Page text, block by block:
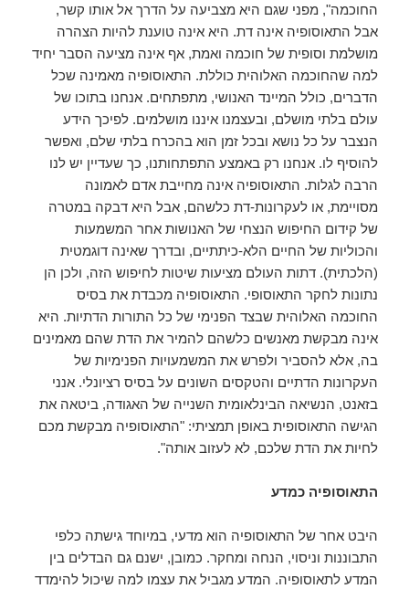
החוכמה", מפני שגם היא מצביעה על הדרך אל אותו קשר,
אבל התאוסופיה אינה דת. היא אינה טוענת להיות הצהרה
מושלמת וסופית של חוכמה ואמת, אף אינה מציעה הסבר יחיד
למה שהחוכמה האלוהית כוללת. התאוסופיה מאמינה שכל
הדברים, כולל המיינד האנושי, מתפתחים. אנחנו בתוכו של
עולם בלתי מושלם, ובעצמנו איננו מושלמים. לפיכך הידע
הנצבר על כל נושא ובכל זמן הוא בהכרח בלתי שלם, ואפשר
להוסיף לו. אנחנו רק באמצע התפתחותנו, כך שעדיין יש לנו
הרבה לגלות. התאוסופיה אינה מחייבת אדם לאמונה
מסויימת, או לעקרונות-דת כלשהם, אבל היא דבקה במטרה
של קידום החיפוש הנצחי של האנושות אחר המשמעות
והכוליות של החיים הלא-כיתתיים, ובדרך שאינה דוגמטית
(הלכתית). דתות העולם מציעות שיטות לחיפוש הזה, ולכן הן
נתונות לחקר התאוסופי. התאוסופיה מכבדת את בסיס
החוכמה האלוהית שבצד הפנימי של כל התורות הדתיות. היא
אינה מבקשת מאנשים כלשהם להמיר את הדת שהם מאמינים
בה, אלא להסביר ולפרש את המשמעויות הפנימיות של
העקרונות הדתיים והטקסים השונים על בסיס רציונלי. אנני
בזאנט, הנשיאה הבינלאומית השנייה של האגודה, ביטאה את
הגישה התאוסופית באופן תמציתי: "התאוסופיה מבקשת מכם
לחיות את הדת שלכם, לא לעזוב אותה".
התאוסופיה כמדע
היבט אחר של התאוסופיה הוא מדעי, במיוחד גישתה כלפי
התבוננות וניסוי, הנחה ומחקר. כמובן, ישנם גם הבדלים בין
המדע לתאוסופיה. המדע מגביל את עצמו למה שיכול להימדד